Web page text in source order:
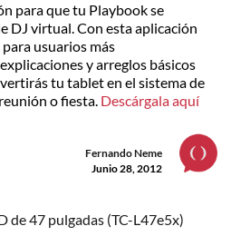
para que tu Playbook se
DJ virtual. Con esta aplicación
usuarios más
y arreglos básicos
tu tablet en el sistema de
o fiesta. Descárgala aquí
Fernando Neme
Junio 28, 2012